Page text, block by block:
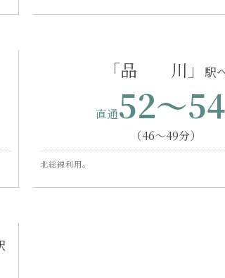
「品 川」
52〜54
（46〜49分）
北総線利用。